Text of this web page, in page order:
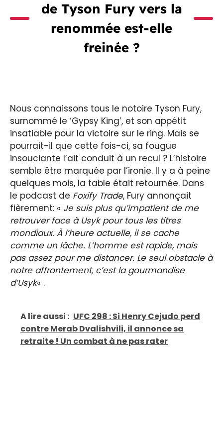
de Tyson Fury vers la
renommée est-elle
freinée ?
Nous connaissons tous le notoire Tyson Fury,
surnommé le ‘Gypsy King’, et son appétit
insatiable pour la victoire sur le ring. Mais se
pourrait-il que cette fois-ci, sa fougue
insouciante l’ait conduit à un recul ? L’histoire
semble être marquée par l’ironie. Il y a à peine
quelques mois, la table était retournée. Dans
le podcast de Foxify Trade, Fury annonçait
fièrement: « Je suis plus qu’impatient de me
retrouver face à Usyk pour tous les titres
mondiaux. À l’heure actuelle, il se cache
comme un lâche. L’homme est rapide, mais
pas assez pour me distancer. Le seul obstacle à
notre affrontement, c’est la gourmandise
d’Usyk« .
A lire aussi : UFC 298 : Si Henry Cejudo perd
contre Merab Dvalishvili, il annonce sa
retraite ! Un combat à ne pas rater